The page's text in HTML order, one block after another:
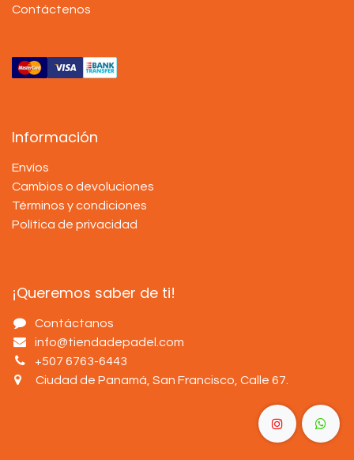
Contáctenos
Información
Envíos
Cambios o devoluciones
Términos y condiciones
Política de privacidad
¡Queremos saber de ti!
Contáctanos
info@tiendadepadel.com
+507 6763-6443
Ciudad de Panamá, San Francisco, Calle 67.